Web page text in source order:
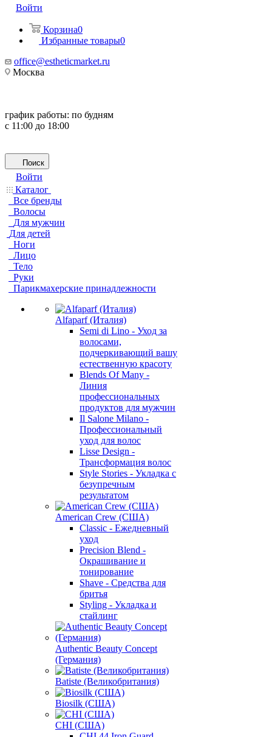
Войти
Корзина0
Избранные товары0
office@estheticmarket.ru
Москва
график работы: по будням
с 11:00 до 18:00
Поиск
Войти
Каталог
Все бренды
Волосы
Для мужчин
Для детей
Ноги
Лицо
Тело
Руки
Парикмахерские принадлежности
Alfaparf (Италия)
Semi di Lino - Уход за
волосами,
подчеркивающий вашу
естественную красоту
Blends Of Many -
Линия
профессиональных
продуктов для мужчин
Il Salone Milano -
Профессиональный
уход для волос
Lisse Design -
Трансформация волос
Style Stories - Укладка с
безупречным
результатом
American Crew (США)
Classic - Ежедневный
уход
Precision Blend -
Окрашивание и
тонирование
Shave - Средства для
бритья
Styling - Укладка и
стайлинг
Authentic Beauty Concept
(Германия)
Batiste (Великобритания)
Biosilk (США)
CHI (США)